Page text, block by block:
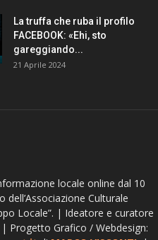
La truffa che ruba il profilo
FACEBOOK: «Ehi, sto
gareggiando...
21 Aprile 2024
locale online dal 10
Culturale
Locale”. | Ideatore e curatore
| Progetto Grafico / Webdesign: